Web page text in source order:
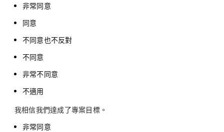
非常同意
同意
不同意也不反對
不同意
非常不同意
不適用
我相信我們達成了專案目標。
非常同意